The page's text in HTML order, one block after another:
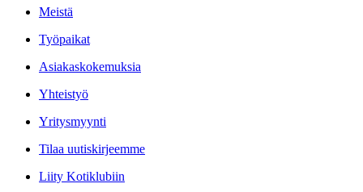
Meistä
Työpaikat
Asiakaskokemuksia
Yhteistyö
Yritysmyynti
Tilaa uutiskirjeemme
Liity Kotiklubiin